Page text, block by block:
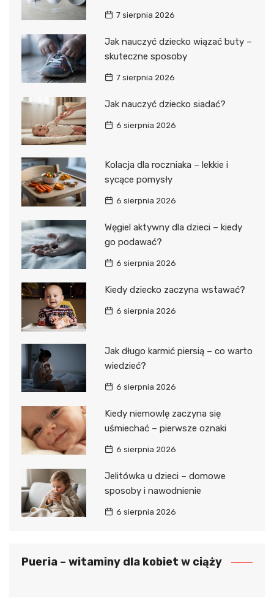
7 sierpnia 2026
Jak nauczyć dziecko wiązać buty –
skuteczne sposoby
7 sierpnia 2026
Jak nauczyć dziecko siadać?
6 sierpnia 2026
Kolacja dla roczniaka – lekkie i
sycące pomysły
6 sierpnia 2026
Węgiel aktywny dla dzieci – kiedy
go podawać?
6 sierpnia 2026
Kiedy dziecko zaczyna wstawać?
6 sierpnia 2026
Jak długo karmić piersią – co warto
wiedzieć?
6 sierpnia 2026
Kiedy niemowlę zaczyna się
uśmiechać – pierwsze oznaki
6 sierpnia 2026
Jelitówka u dzieci – domowe
sposoby i nawodnienie
6 sierpnia 2026
Pueria – witaminy dla kobiet w ciąży